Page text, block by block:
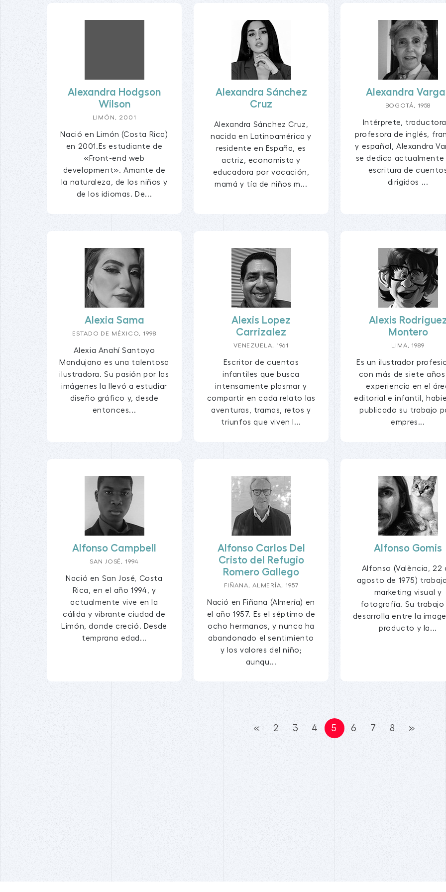
Alexandra Hodgson
Wilson
LIMÓN, 2001
Nació en Limón (Costa Rica)
en 2001.Es estudiante de
«Front-end web
development». Amante de
la naturaleza, de los niños y
de los idiomas. De...
Alexandra Sánchez
Cruz
Alexandra Sánchez Cruz,
nacida en Latinoamérica y
residente en España, es
actriz, economista y
educadora por vocación,
mamá y tía de niños m...
Alexandra
BOGOTÁ, 1958
Intérprete,
profesora de inglés,
y español, Alexandra
se dedica actualmente
escritura de
dirigidos ...
Alexia Sama
ESTADO DE MÉXICO, 1998
Alexia Anahí Santoyo
Mandujano es una talentosa
ilustradora. Su pasión por las
imágenes la llevó a estudiar
diseño gráfico y, desde
entonces...
Alexis Lopez
Carrizalez
VENEZUELA, 1961
Escritor de cuentos
infantiles que busca
intensamente plasmar y
compartir en cada relato las
aventuras, tramas, retos y
triunfos que viven l...
Alexis
Montero
LIMA, 1989
Es un ilustrador
con más de siete
experiencia en el
editorial e infantil,
publicado su trabajo
empres...
Alfonso Campbell
SAN JOSÉ, 1994
Nació en San José, Costa
Rica, en el año 1994, y
actualmente vive en la
cálida y vibrante ciudad de
Limón, donde creció. Desde
temprana edad...
Alfonso Carlos Del
Cristo del Refugio
Romero Gallego
FIÑANA, ALMERÍA, 1957
Nació en Fiñana (Almería) en
el año 1957. Es el séptimo de
ocho hermanos, y nunca ha
abandonado el sentimiento
y los valores del niño;
aunqu...
Alfonso Gomis
Alfonso (València, 22
agosto de 1975)
marketing visual y
fotografía. Su trabajo
desarrolla entre la
producto y la...
« 2 3 4 5 6 7 8 »